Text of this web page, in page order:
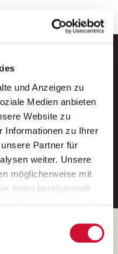
und Anzeigen zu
Medien anbieten
Website zu
Informationen zu Ihrer
Partner für
weiter. Unsere
möglicherweise mit
ihnen bereitgestellt
klicken, so stimmen
zu. Sie können
E-Mail.
von AWO